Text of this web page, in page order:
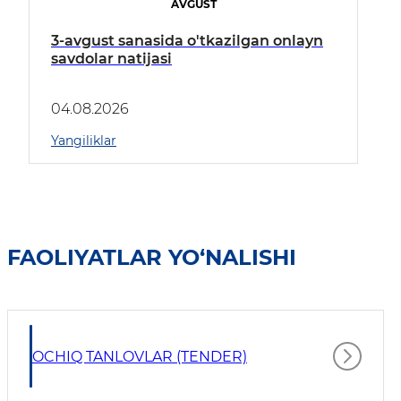
AVGUST
3-avgust sanasida o'tkazilgan onlayn
savdolar natijasi
04.08.2026
Yangiliklar
FAOLIYATLAR YO‘NALISHI
OCHIQ TANLOVLAR (TENDER)